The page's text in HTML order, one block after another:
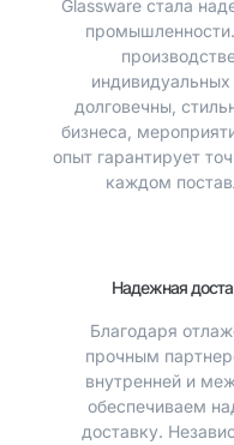
Glassware стала
долговечны,
бизнеса,
опыт гарантирует
каждом
Надежная
Благодаря
прочным
внутренней и
обеспечиваем
доставку.